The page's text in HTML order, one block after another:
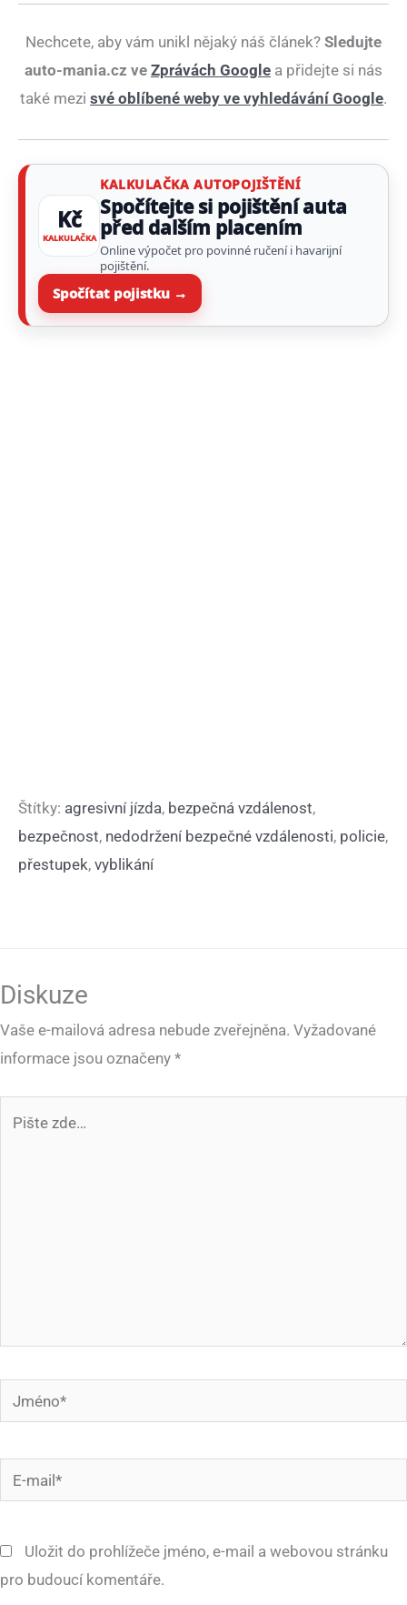
Nechcete, aby vám unikl nějaký náš článek? Sledujte
auto-mania.cz ve Zprávách Google a přidejte si nás
také mezi své oblíbené weby ve vyhledávání Google.
Kč
KALKULAČKA
KALKULAČKA AUTOPOJIŠTĚNÍ
Spočítejte si pojištění auta
před dalším placením
Online výpočet pro povinné ručení i havarijní
pojištění.
Spočítat pojistku →
Štítky: agresivní jízda, bezpečná vzdálenost,
bezpečnost, nedodržení bezpečné vzdálenosti, policie,
přestupek, vyblikání
Diskuze
Vaše e-mailová adresa nebude zveřejněna. Vyžadované
informace jsou označeny *
Jméno*
mail*
Uložit do prohlížeče jméno, e-mail a webovou stránku
pro budoucí komentáře.